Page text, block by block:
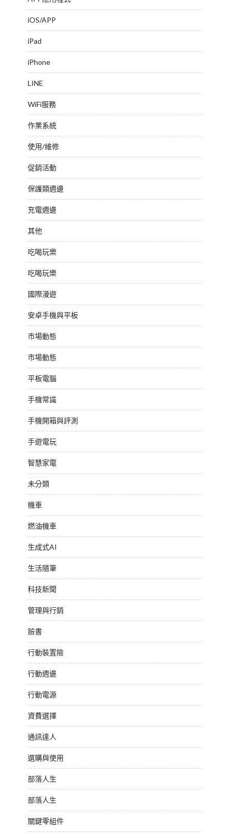
iOS/APP
iPad
iPhone
LINE
WiFi服務
作業系統
使用/維修
促銷活動
保護類週邊
充電週邊
其他
吃喝玩樂
吃喝玩樂
國際漫遊
安卓手機與平板
市場動態
市場動態
平板電腦
手機常識
手機開箱與評測
手遊電玩
智慧家電
未分類
機車
燃油機車
生成式AI
生活隨筆
科技新聞
管理與行銷
臉書
行動裝置險
行動週邊
行動電源
資費選擇
通訊達人
選購與使用
部落人生
部落人生
關鍵零組件